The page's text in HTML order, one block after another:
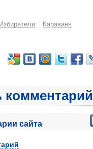
Избиратели Караваев
комментарий
сайта